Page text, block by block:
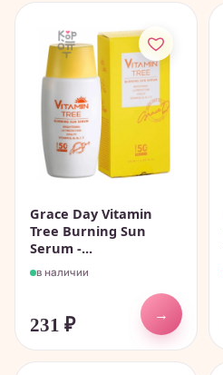
Grace Day Vitamin
Tree Burning Sun
Serum -...
в наличии
231 ₽
→